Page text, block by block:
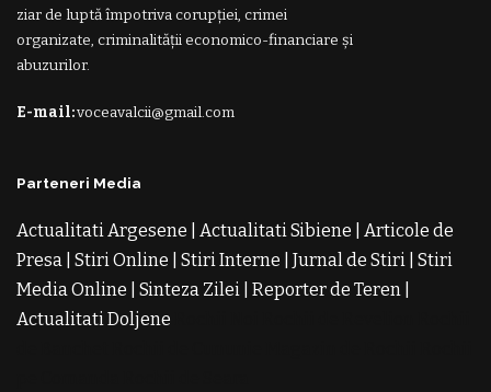
ziar de luptă împotriva corupției, crimei
organizate, criminalității economico-financiare și
abuzurilor.
E-mail:voceavalcii@gmail.com
Parteneri Media
Actualitati Argesene Actualitati Sibiene
Articole de
Presa Stiri Online Stiri Interne Jurnal de Stiri Stiri
Media Online
Sinteza Zilei Reporter de Teren
Actualitati Doljene